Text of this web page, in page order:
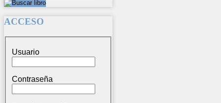
ACCESO
Usuario
Contraseña